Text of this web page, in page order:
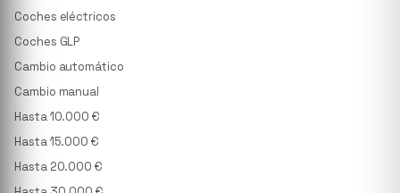
Coches eléctricos
Coches GLP
Cambio automático
Cambio manual
Hasta 10.000 €
Hasta 15.000 €
Hasta 20.000 €